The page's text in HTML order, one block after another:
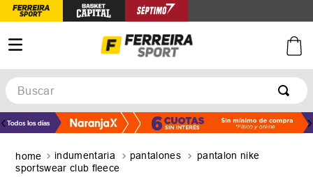
Buscar
indumentaria pantalones
pantalon nike
sportswear club fleece
TÉRMINOS MÁS BUSCADOS
2.
zapatillas